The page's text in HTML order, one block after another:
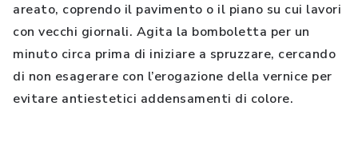
areato, coprendo il pavimento o il piano su cui lavori
con vecchi giornali. Agita la bomboletta per un
minuto circa prima di iniziare a spruzzare, cercando
di non esagerare con l’erogazione della vernice per
evitare antiestetici addensamenti di colore.